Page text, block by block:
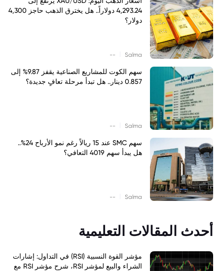
4,293.24 دولاراً.. هل يخترق الذهب حاجز 4,300
دولار؟
Salma
--
سهم الكوت للمشاريع الصناعية يقفز 9.87% إلى
0.857 دينار.. هل تبدأ مرحلة تعافٍ جديدة؟
Salma
--
سهم SMC عند 15 ريالاً رغم نمو الأرباح 24%..
هل يبدأ سهم 4019 التعافي؟
Salma
--
أحدث المقالات التعليمية
مؤشر القوة النسبية (RSI) في التداول: إشارات
الشراء والبيع لمؤشر RSI، شرح مؤشر RSI مع